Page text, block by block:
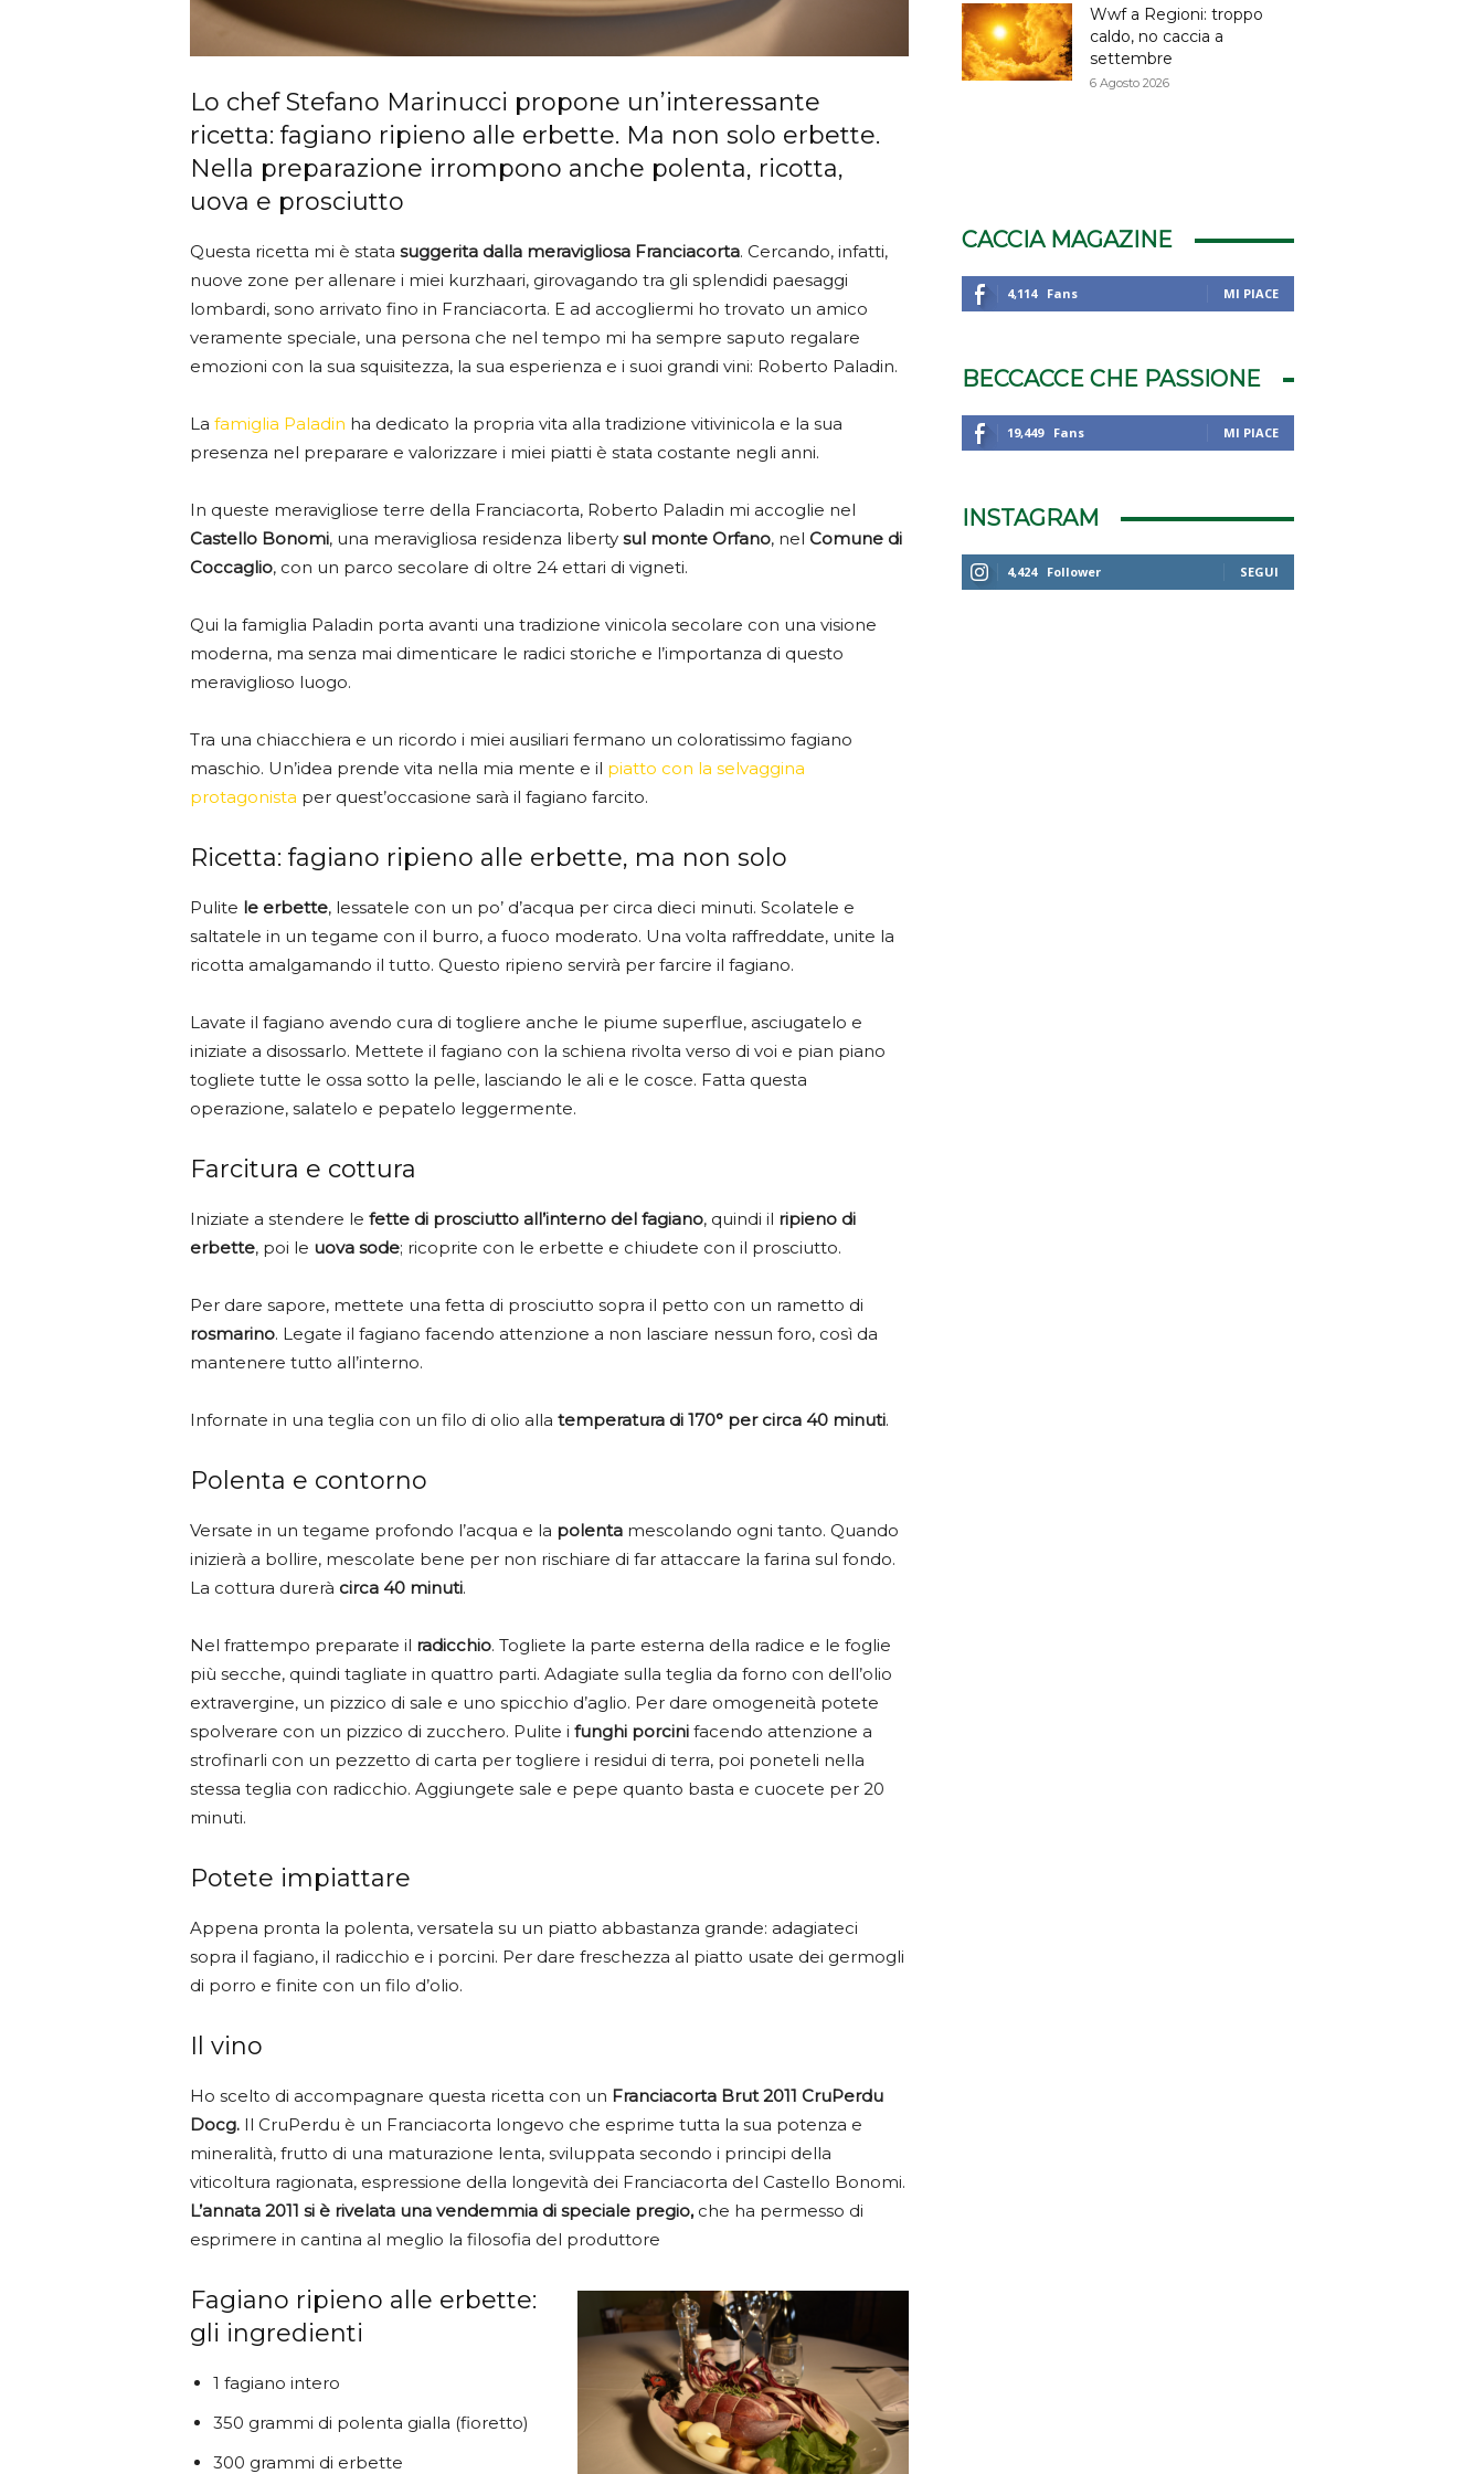
Lo chef Stefano Marinucci propone un’interessante
ricetta: fagiano ripieno alle erbette. Ma non solo erbette.
Nella preparazione irrompono anche polenta, ricotta,
uova e prosciutto
Questa ricetta mi è stata suggerita dalla meravigliosa Franciacorta. Cercando, infatti,
nuove zone per allenare i miei kurzhaari, girovagando tra gli splendidi paesaggi
lombardi, sono arrivato fino in Franciacorta. E ad accogliermi ho trovato un amico
veramente speciale, una persona che nel tempo mi ha sempre saputo regalare
emozioni con la sua squisitezza, la sua esperienza e i suoi grandi vini: Roberto Paladin.
La famiglia Paladin ha dedicato la propria vita alla tradizione vitivinicola e la sua
presenza nel preparare e valorizzare i miei piatti è stata costante negli anni.
In queste meravigliose terre della Franciacorta, Roberto Paladin mi accoglie nel
Castello Bonomi, una meravigliosa residenza liberty sul monte Orfano, nel Comune di
Coccaglio, con un parco secolare di oltre 24 ettari di vigneti.
Qui la famiglia Paladin porta avanti una tradizione vinicola secolare con una visione
moderna, ma senza mai dimenticare le radici storiche e l’importanza di questo
meraviglioso luogo.
Tra una chiacchiera e un ricordo i miei ausiliari fermano un coloratissimo fagiano
maschio. Un’idea prende vita nella mia mente e il piatto con la selvaggina
protagonista per quest’occasione sarà il fagiano farcito.
Ricetta: fagiano ripieno alle erbette, ma non solo
Pulite le erbette, lessatele con un po’ d’acqua per circa dieci minuti. Scolatele e
saltatele in un tegame con il burro, a fuoco moderato. Una volta raffreddate, unite la
ricotta amalgamando il tutto. Questo ripieno servirà per farcire il fagiano.
Lavate il fagiano avendo cura di togliere anche le piume superflue, asciugatelo e
iniziate a disossarlo. Mettete il fagiano con la schiena rivolta verso di voi e pian piano
togliete tutte le ossa sotto la pelle, lasciando le ali e le cosce. Fatta questa
operazione, salatelo e pepatelo leggermente.
Farcitura e cottura
Iniziate a stendere le fette di prosciutto all’interno del fagiano, quindi il ripieno di
erbette, poi le uova sode; ricoprite con le erbette e chiudete con il prosciutto.
Per dare sapore, mettete una fetta di prosciutto sopra il petto con un rametto di
rosmarino. Legate il fagiano facendo attenzione a non lasciare nessun foro, così da
mantenere tutto all’interno.
Infornate in una teglia con un filo di olio alla temperatura di 170° per circa 40 minuti.
Polenta e contorno
Versate in un tegame profondo l’acqua e la polenta mescolando ogni tanto. Quando
inizierà a bollire, mescolate bene per non rischiare di far attaccare la farina sul fondo.
La cottura durerà circa 40 minuti.
Nel frattempo preparate il radicchio. Togliete la parte esterna della radice e le foglie
più secche, quindi tagliate in quattro parti. Adagiate sulla teglia da forno con dell’olio
extravergine, un pizzico di sale e uno spicchio d’aglio. Per dare omogeneità potete
spolverare con un pizzico di zucchero. Pulite i funghi porcini facendo attenzione a
strofinarli con un pezzetto di carta per togliere i residui di terra, poi poneteli nella
stessa teglia con radicchio. Aggiungete sale e pepe quanto basta e cuocete per 20
minuti.
Potete impiattare
Appena pronta la polenta, versatela su un piatto abbastanza grande: adagiateci
sopra il fagiano, il radicchio e i porcini. Per dare freschezza al piatto usate dei germogli
di porro e finite con un filo d’olio.
Il vino
Ho scelto di accompagnare questa ricetta con un Franciacorta Brut 2011 CruPerdu
Docg. Il CruPerdu è un Franciacorta longevo che esprime tutta la sua potenza e
mineralità, frutto di una maturazione lenta, sviluppata secondo i principi della
viticoltura ragionata, espressione della longevità dei Franciacorta del Castello Bonomi.
L’annata 2011 si è rivelata una vendemmia di speciale pregio,che ha permesso di
esprimere in cantina al meglio la filosofia del produttore
Fagiano ripieno alle erbette:
gli ingredienti
1 fagiano intero
350 grammi di polenta gialla (fioretto)
300 grammi di erbette
Wwf a Regioni: troppo
caldo, no caccia a
settembre
6 Agosto 2026
CACCIA MAGAZINE
4,114 Fans MI PIACE
BECCACCE CHE PASSIONE
19,449 Fans MI PIACE
INSTAGRAM
4,424 Follower SEGUI